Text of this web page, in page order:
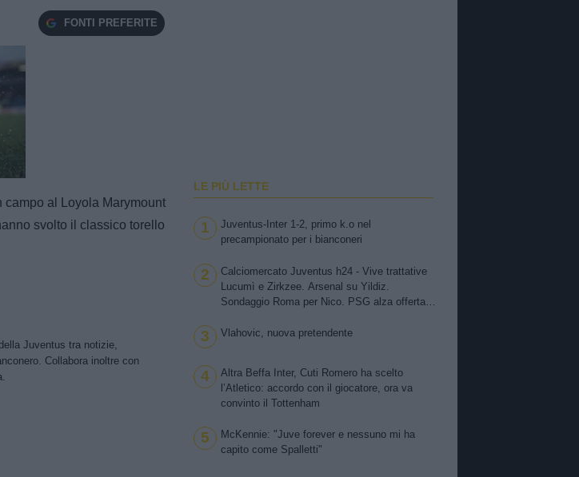
FONTI PREFERITE
campo al Loyola Marymount
svolto il classico torello
Juventus tra notizie,
Collabora inoltre con
LE PIÙ LETTE
1
Juventus-Inter 1-2, primo k.o nel
precampionato per i bianconeri
2
Calciomercato Juventus h24 - Vive trattative
Lucumì e Zirkzee. Arsenal su Yildiz.
Sondaggio Roma per Nico. PSG alza offerta
Zhegrova non vuole partire. Sorloth sul
3 Vlahovic, nuova pretendente
4
Altra Beffa Inter, Cuti Romero ha scelto
l’Atletico: accordo con il giocatore, ora va
convinto il Tottenham
5
McKennie: "Juve forever e nessuno mi ha
capito come Spalletti"